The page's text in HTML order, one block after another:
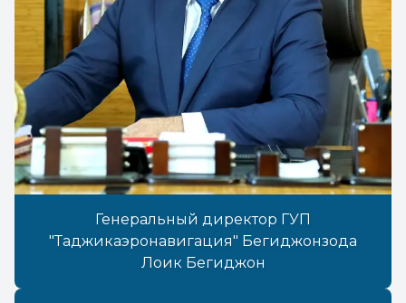
Генеральный директор ГУП
"Таджикаэронавигация" Бегиджонзода
Лоик Бегиджон